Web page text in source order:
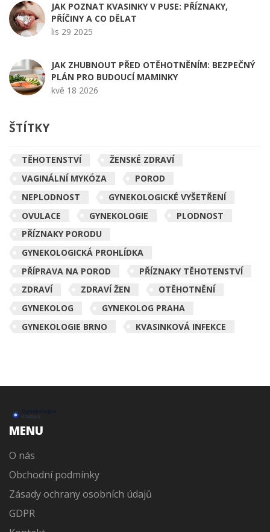
JAK POZNAT KVASINKY V PUSE: PŘÍZNAKY,
PŘÍČINY A CO DĚLAT
lis 29 2025
JAK ZHUBNOUT PŘED OTĚHOTNĚNÍM: BEZPEČNÝ
PLÁN PRO BUDOUCÍ MAMINKY
kvě 18 2026
ŠTÍTKY
TĚHOTENSTVÍ
ŽENSKÉ ZDRAVÍ
VAGINÁLNÍ MYKÓZA
POROD
NEPLODNOST
GYNEKOLOGICKÉ VYŠETŘENÍ
OVULACE
GYNEKOLOGIE
PLODNOST
PŘÍZNAKY PORODU
GYNEKOLOGICKÁ PROHLÍDKA
PŘÍPRAVA NA POROD
PŘÍZNAKY TĚHOTENSTVÍ
ZDRAVÍ
ZDRAVÍ ŽEN
OTĚHOTNĚNÍ
GYNEKOLOG
GYNEKOLOG PRAHA
GYNEKOLOGIE BRNO
KVASINKOVÁ INFEKCE
MENU
O nás
Obchodní podmínky
Zásady ochrany osobních údajů
GDPR